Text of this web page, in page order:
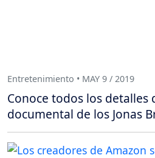
Entretenimiento • MAY 9 / 2019
Conoce todos los detalles
documental de los Jonas